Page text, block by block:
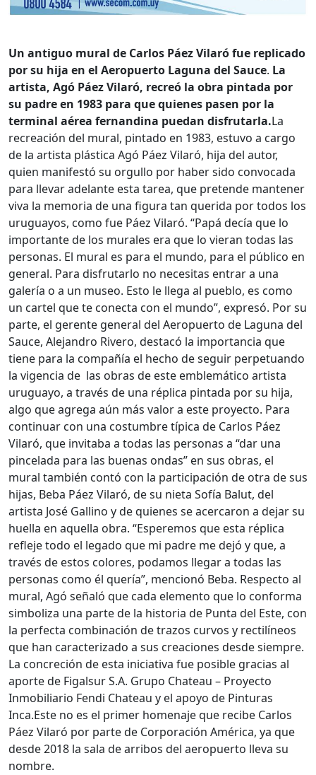
Un antiguo mural de Carlos Páez Vilaró fue replicado
por su hija en el Aeropuerto Laguna del Sauce. La
artista, Agó Páez Vilaró, recreó la obra pintada por
su padre en 1983 para que quienes pasen por la
terminal aérea fernandina puedan disfrutarla.La
recreación del mural, pintado en 1983, estuvo a cargo
de la artista plástica Agó Páez Vilaró, hija del autor,
quien manifestó su orgullo por haber sido convocada
para llevar adelante esta tarea, que pretende mantener
viva la memoria de una figura tan querida por todos los
uruguayos, como fue Páez Vilaró. “Papá decía que lo
importante de los murales era que lo vieran todas las
personas. El mural es para el mundo, para el público en
general. Para disfrutarlo no necesitas entrar a una
galería o a un museo. Esto le llega al pueblo, es como
un cartel que te conecta con el mundo”, expresó. Por su
parte, el gerente general del Aeropuerto de Laguna del
Sauce, Alejandro Rivero, destacó la importancia que
tiene para la compañía el hecho de seguir perpetuando
la vigencia de las obras de este emblemático artista
uruguayo, a través de una réplica pintada por su hija,
algo que agrega aún más valor a este proyecto. Para
continuar con una costumbre típica de Carlos Páez
Vilaró, que invitaba a todas las personas a “dar una
pincelada para las buenas ondas” en sus obras, el
mural también contó con la participación de otra de sus
hijas, Beba Páez Vilaró, de su nieta Sofía Balut, del
artista José Gallino y de quienes se acercaron a dejar su
huella en aquella obra. “Esperemos que esta réplica
refleje todo el legado que mi padre me dejó y que, a
través de estos colores, podamos llegar a todas las
personas como él quería”, mencionó Beba. Respecto al
mural, Agó señaló que cada elemento que lo conforma
simboliza una parte de la historia de Punta del Este, con
la perfecta combinación de trazos curvos y rectilíneos
que han caracterizado a sus creaciones desde siempre.
La concreción de esta iniciativa fue posible gracias al
aporte de Figalsur S.A. Grupo Chateau – Proyecto
Inmobiliario Fendi Chateau y el apoyo de Pinturas
Inca.Este no es el primer homenaje que recibe Carlos
Páez Vilaró por parte de Corporación América, ya que
desde 2018 la sala de arribos del aeropuerto lleva su
nombre.